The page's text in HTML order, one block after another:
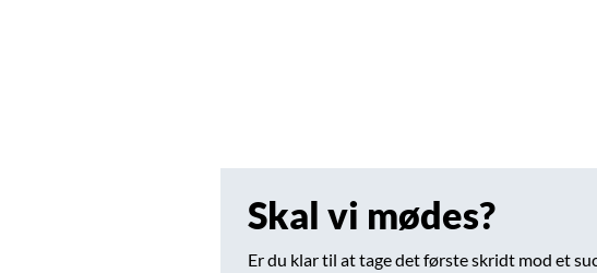
Skal vi mødes?
Er du klar til at tage det første skridt mod et